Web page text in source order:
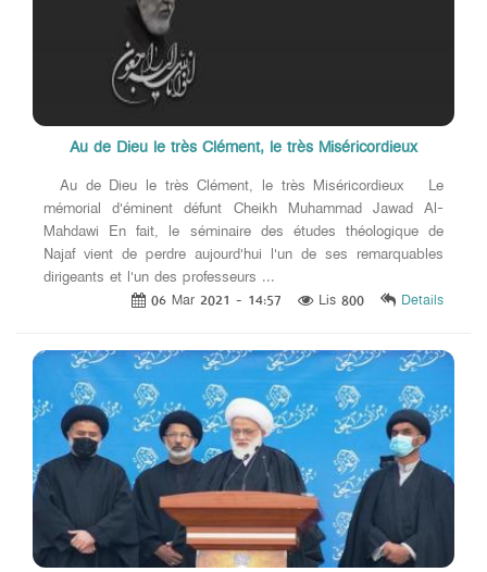
Au de Dieu le très Clément, le très Miséricordieux
Au de Dieu le très Clément, le très Miséricordieux Le
mémorial d'éminent défunt Cheikh Muhammad Jawad Al-
Mahdawi En fait, le séminaire des études théologique de
Najaf vient de perdre aujourd'hui l'un de ses remarquables
dirigeants et l'un des professeurs ...
06 Mar 2021 - 14:57 Lis 800 Details